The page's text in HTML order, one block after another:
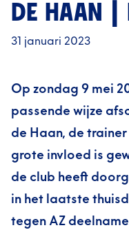
DE HAAN |
31 januari 2023
Op zondag 9 mei
passende wijze
de Haan, de
grote invloed is
de club heeft
in het laatste
tegen AZ